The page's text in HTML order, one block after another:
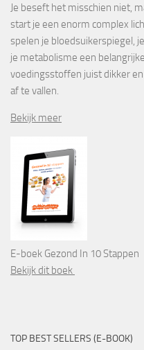
Je beseft het misschien niet,
start je een enorm complex
spelen je bloedsuikerspiegel,
je metabolisme een
voedingsstoffen juist dikker
af te vallen.
Bekijk meer
E-boek Gezond In 10 Stappen
Bekijk dit boek
TOP BEST SELLERS (E-BOOK)